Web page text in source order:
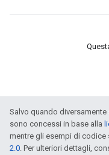
Salvo quando
sono concessi in base alla
mentre gli esempi di
2.0. Per ulteriori dettagli,